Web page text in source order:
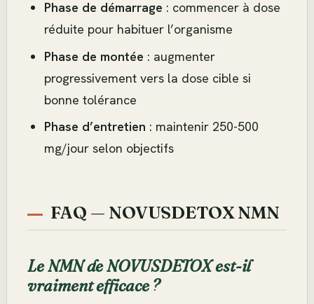
Phase de démarrage : commencer à dose
réduite pour habituer l’organisme
Phase de montée : augmenter
progressivement vers la dose cible si
bonne tolérance
Phase d’entretien : maintenir 250-500
mg/jour selon objectifs
FAQ — NOVUSDETOX NMN
Le NMN de NOVUSDETOX est-il
vraiment efficace ?